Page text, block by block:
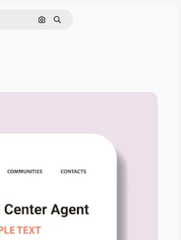
通過圖像搜索
搜尋